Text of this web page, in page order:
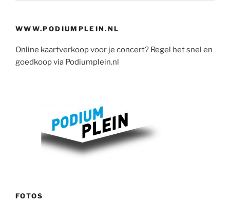
WWW.PODIUMPLEIN.NL
Online kaartverkoop voor je concert? Regel het snel en
goedkoop via Podiumplein.nl
FOTOS